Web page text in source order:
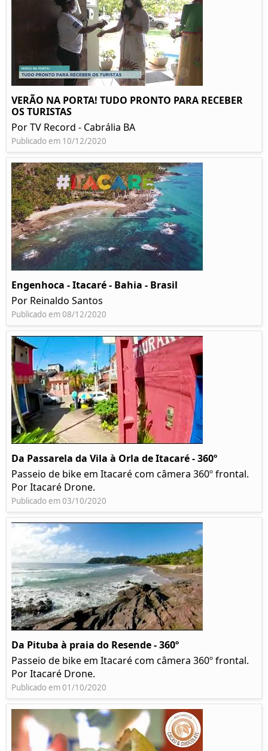
VERÃO NA PORTA! TUDO PRONTO PARA RECEBER
OS TURISTAS
Por TV Record - Cabrália BA
Publicado em 10/12/2020
Engenhoca - Itacaré - Bahia - Brasil
Por Reinaldo Santos
Publicado em 08/12/2020
Da Passarela da Vila à Orla de Itacaré - 360º
Passeio de bike em Itacaré com câmera 360º frontal.
Por Itacaré Drone.
Publicado em 03/10/2020
Da Pituba à praia do Resende - 360º
Passeio de bike em Itacaré com câmera 360º frontal.
Por Itacaré Drone.
Publicado em 01/10/2020